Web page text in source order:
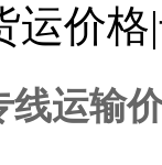
运价格
线运输